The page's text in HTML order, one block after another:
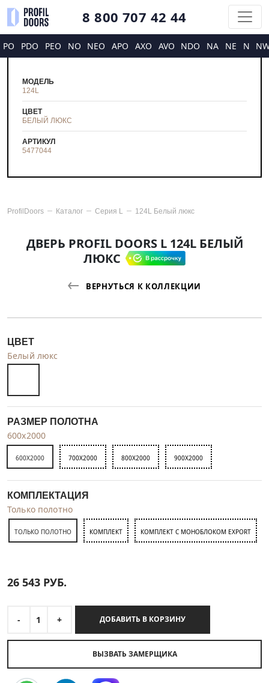
8 800 707 42 44
PO PDO PEO NO NEO APO AXO AVO NDO NA NE N
МОДЕЛЬ
124L
ЦВЕТ
БЕЛЫЙ ЛЮКС
АРТИКУЛ
5477044
ProfilDoors Каталог Серия L 124L Белый люкс
ДВЕРЬ PROFIL DOORS L 124L БЕЛЫЙ
ЛЮКС
ВЕРНУТЬСЯ К КОЛЛЕКЦИИ
ЦВЕТ
Белый люкс
РАЗМЕР ПОЛОТНА
600x2000
600X2000 700X2000 800X2000 900X2000
КОМПЛЕКТАЦИЯ
Только полотно
ТОЛЬКО ПОЛОТНО КОМПЛЕКТ КОМПЛЕКТ С МОНОБЛОКОМ EXPORT
26 543 РУБ.
- 1 + ДОБАВИТЬ В КОРЗИНУ
ВЫЗВАТЬ ЗАМЕРЩИКА